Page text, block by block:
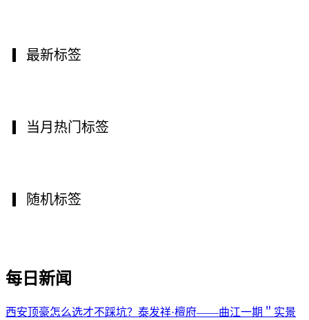
最新标签
当月热门标签
随机标签
每日新闻
西安顶豪怎么选才不踩坑？泰发祥·檀府——曲江一期＂实景